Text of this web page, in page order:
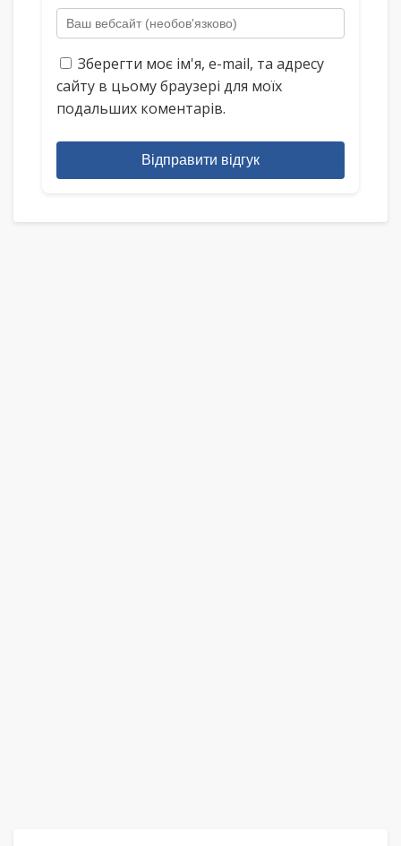
Зберегти моє ім'я, e-mail, та адресу
сайту в цьому браузері для моїх
подальших коментарів.
Відправити відгук